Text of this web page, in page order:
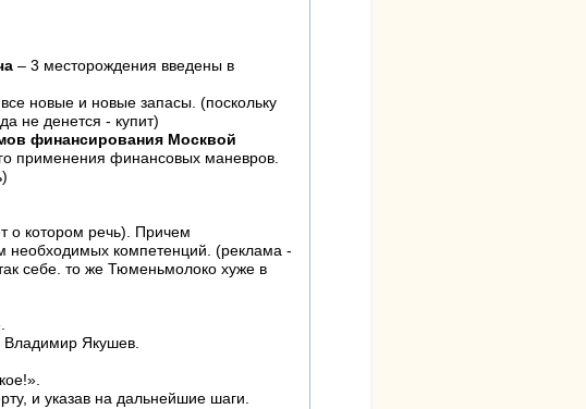
– 3 месторождения введены в
новые и новые запасы. (поскольку
не денется - купит)
финансирования Москвой
применения финансовых маневров.
о котором речь). Причем
необходимых компетенций. (реклама -
себе. то же Тюменьмолоко хуже в
Якушев.
и указав на дальнейшие шаги.